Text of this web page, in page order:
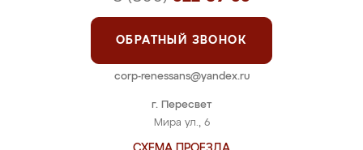
г. Пересвет
Мира ул., 6
ОБРАТНЫЙ ЗВОНОК
corp-renessans@yandex.ru